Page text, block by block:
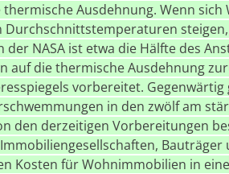
Ausdehnung. Wenn sich
Durchschnittstemperaturen
NASA ist etwa die Hälfte des
auf die thermische Ausdehnung
vorbereitet.
in den zwölf am
den derzeitigen Vorbereitungen
Bauträger
Kosten für Wohnimmobilien in